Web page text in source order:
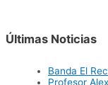
Últimas Noticias
Banda El
Profesor